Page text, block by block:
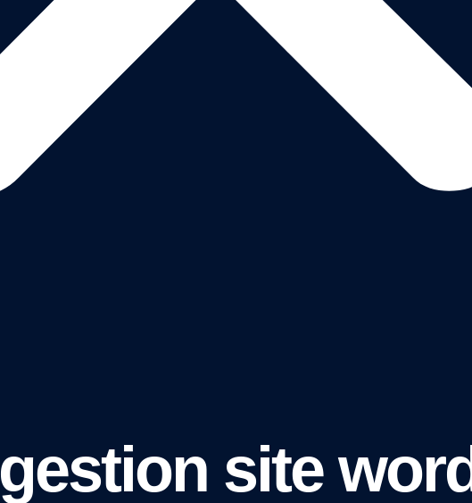
gestion site